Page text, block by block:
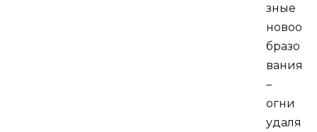
зные
новоо
бразо
вания
–
огни
удаля